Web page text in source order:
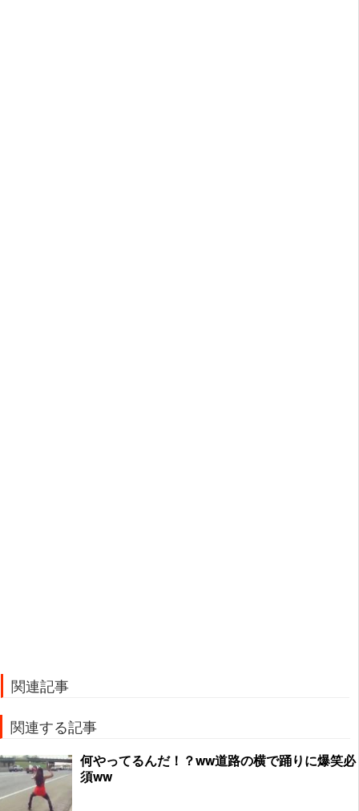
関連記事
関連する記事
何やってるんだ！？ww道路の横で踊りに爆笑必
須ww